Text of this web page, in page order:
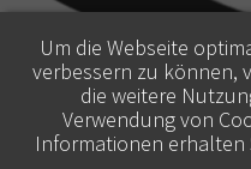
Um die Webseite
verbessern zu können,
die weitere
Verwendung von
Informationen erhalten